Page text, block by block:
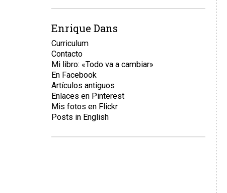
Enrique Dans
Curriculum
Contacto
Mi libro: «Todo va a cambiar»
En Facebook
Artículos antiguos
Enlaces en Pinterest
Mis fotos en Flickr
Posts in English